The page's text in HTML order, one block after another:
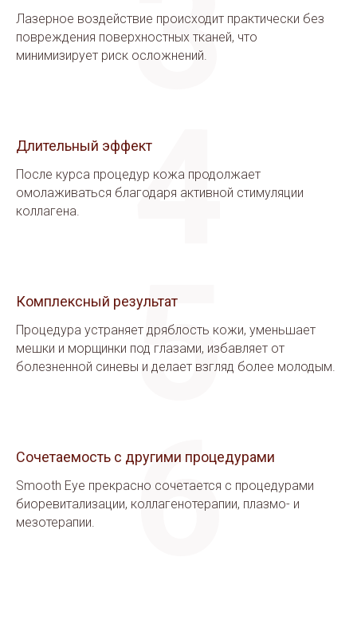
Лазерное воздействие происходит практически без
повреждения поверхностных тканей, что
минимизирует риск осложнений.
Длительный эффект
После курса процедур кожа продолжает
омолаживаться благодаря активной стимуляции
коллагена.
4
Комплексный результат
Процедура устраняет дряблость кожи, уменьшает
мешки и морщинки под глазами, избавляет от
болезненной синевы и делает взгляд более молодым.
5
Сочетаемость с другими процедурами
Smooth Eye прекрасно сочетается с процедурами
биоревитализации, коллагенотерапии, плазмо- и
мезотерапии.
6